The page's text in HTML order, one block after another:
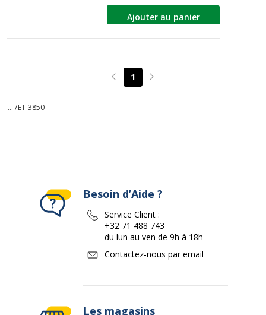
Ajouter au panier
Page précédente
1 Page suivante
... /ET-3850
Besoin d’Aide ?
Service Client :
+32 71 488 743
du lun au ven de 9h à 18h
Contactez-nous par email
Les magasins